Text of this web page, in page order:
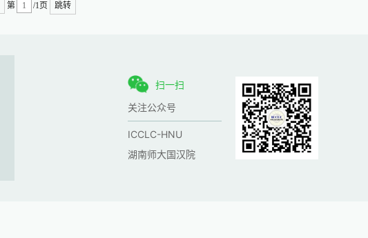
第 /1 页 跳转
扫一扫
关注公众号
ICCLC-HNU
湖南师大国汉院